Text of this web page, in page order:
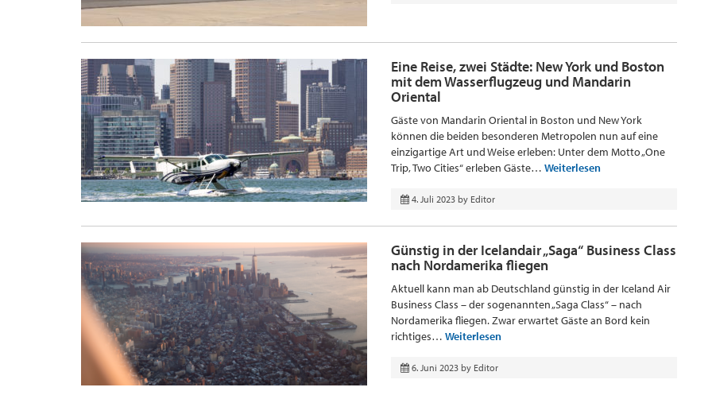
Eine Reise, zwei Städte: New York und Boston
mit dem Wasserflugzeug und Mandarin
Oriental
Gäste von Mandarin Oriental in Boston und New York
können die beiden besonderen Metropolen nun auf eine
einzigartige Art und Weise erleben: Unter dem Motto „One
Trip, Two Cities“ erleben Gäste… Weiterlesen
4. Juli 2023 by Editor
Günstig in der Icelandair „Saga“ Business Class
nach Nordamerika fliegen
Aktuell kann man ab Deutschland günstig in der Iceland Air
Business Class – der sogenannten „Saga Class“ – nach
Nordamerika fliegen. Zwar erwartet Gäste an Bord kein
richtiges… Weiterlesen
6. Juni 2023 by Editor